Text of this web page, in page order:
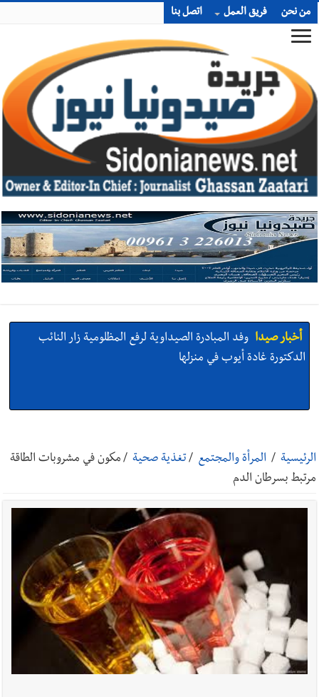
من نحن فريق العمل اتصل بنا
أخبار صيدا وفد المبادرة الصيداوية لرفع المظلومية زار النائب
الدكتورة غادة أيوب في منزلها
تكريمية في مركز معروف سعد الثقافي برعاية شركة الروان
أخبار صيدا إصابة شاب فلسطيني بطعنات سكين في مخيم عين
الحلوة - في منطقة صيدا وإنقاذه وإتهام إبن عمته ؟
أخبار لبنان البراكس: بدء تسليم مادتي البنزين والمازوت
الرئيسية / المرأة والمجتمع /تغذية صحية / مكون في مشروبات الطاقة
مرتبط بسرطان الدم